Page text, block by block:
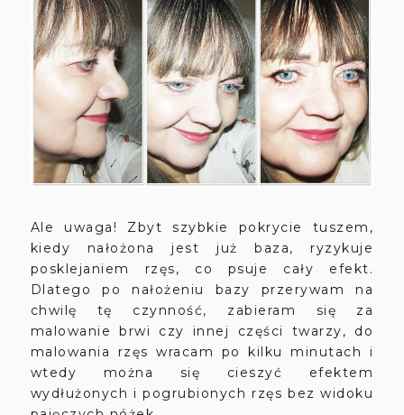
Ale uwaga! Zbyt szybkie pokrycie tuszem,
kiedy nałożona jest już baza, ryzykuje
posklejaniem rzęs, co psuje cały efekt.
Dlatego po nałożeniu bazy przerywam na
chwilę tę czynność, zabieram się za
malowanie brwi czy innej części twarzy, do
malowania rzęs wracam po kilku minutach i
wtedy można się cieszyć efektem
wydłużonych i pogrubionych rzęs bez widoku